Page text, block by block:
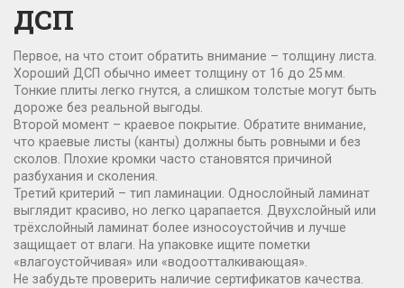
ДСП
Первое, на что стоит обратить внимание – толщину листа.
Хороший ДСП обычно имеет толщину от 16 до 25 мм.
Тонкие плиты легко гнутся, а слишком толстые могут быть
дороже без реальной выгоды.
Второй момент – краевое покрытие. Обратите внимание,
что краевые листы (канты) должны быть ровными и без
сколов. Плохие кромки часто становятся причиной
разбухания и сколения.
Третий критерий – тип ламинации. Однослойный ламинат
выглядит красиво, но легко царапается. Двухслойный или
трёхслойный ламинат более износоустойчив и лучше
защищает от влаги. На упаковке ищите пометки
«влагоустойчивая» или «водоотталкивающая».
Не забудьте проверить наличие сертификатов качества.